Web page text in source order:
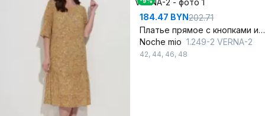
184.47 BYN202.71
Платье прямое с кнопками и поясом для ежедневного образа
Noche mio 1.249-2 VERNA-2
42, 44, 46, 48